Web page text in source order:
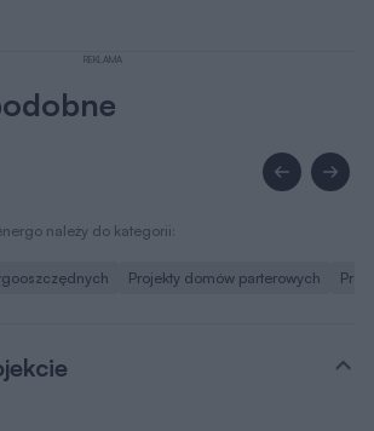
REKLAMA
należy do kategorii:
Projekty domów parterowych